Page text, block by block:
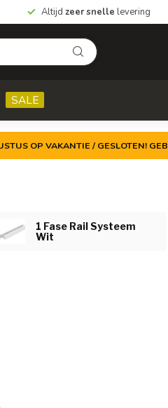
Altijd zeer snelle levering
SALE
OP VAKANTIE / GESLOTEN!
1 Fase Rail Systeem
Wit